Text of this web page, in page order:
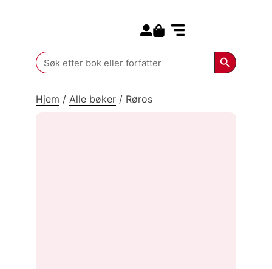
Search
for:
Search
Hjem / Alle bøker / Røros